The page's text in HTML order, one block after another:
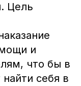
Цель
и
что бы в
себя в